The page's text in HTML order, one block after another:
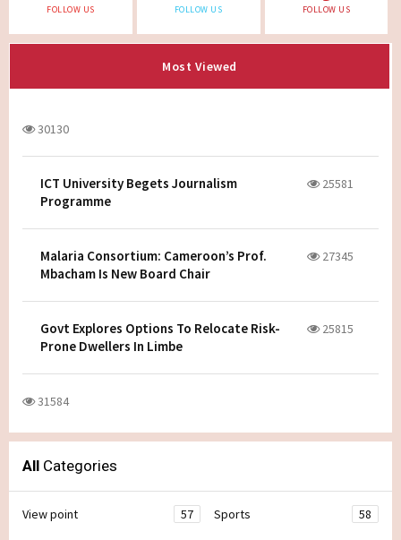
FOLLOW US FOLLOW US FOLLOW US
Most Viewed
30130
ICT University Begets Journalism
Programme
25581
Malaria Consortium: Cameroon’s Prof.
Mbacham Is New Board Chair
27345
Govt Explores Options To Relocate Risk-
Prone Dwellers In Limbe
25815
31584
All Categories
View point 57 Sports 58